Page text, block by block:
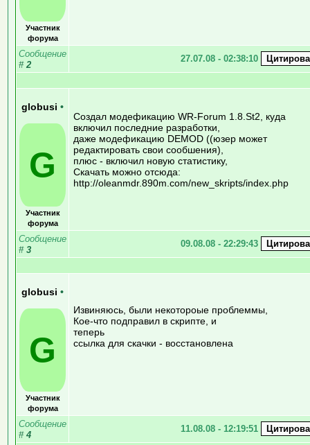
Участник
форума
Сообщение
# 2
27.07.08 - 02:38:10
globusi •
G
Участник
форума
Создал модефикацию WR-Forum 1.8.St2, куда
включил последние разработки,
даже модефикацию DEMOD ((юзер может
редактировать свои сообшения),
плюс - включил новую статистику,
Скачать можно отсюда:
http://oleanmdr.890m.com/new_skripts/index.php
Сообщение
# 3
09.08.08 - 22:29:43
globusi •
G
Участник
форума
Извиняюсь, были некотороые проблеммы,
Кое-что подправил в скрипте, и
теперь
ссылка для скачки - восстановлена
Сообщение
# 4
11.08.08 - 12:19:51